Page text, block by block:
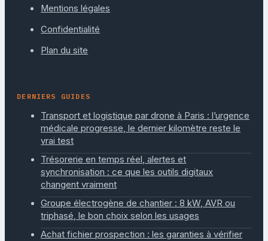
Mentions légales
Confidentialité
Plan du site
DERNIERS GUIDES
Transport et logistique par drone à Paris : l’urgence
médicale progresse, le dernier kilomètre reste le
vrai test
Trésorerie en temps réel, alertes et
synchronisation : ce que les outils digitaux
changent vraiment
Groupe électrogène de chantier : 8 kW, AVR ou
triphasé, le bon choix selon les usages
Achat fichier prospection : les garanties à vérifier